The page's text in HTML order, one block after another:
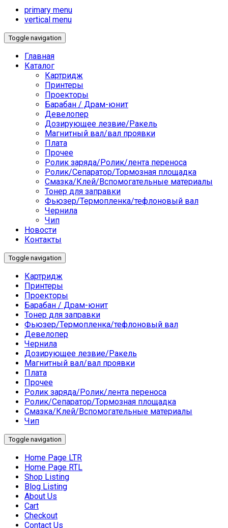
primary menu
vertical menu
Toggle navigation
Главная
Каталог
Картридж
Принтеры
Проекторы
Барабан / Драм-юнит
Девелопер
Дозирующее лезвие/Ракель
Магнитный вал/вал проявки
Плата
Прочее
Ролик заряда/Ролик/лента переноса
Ролик/Сепаратор/Тормозная площадка
Смазка/Клей/Вспомогательные материалы
Тонер для заправки
Фьюзер/Термопленка/тефлоновый вал
Чернила
Чип
Новости
Контакты
Toggle navigation
Картридж
Принтеры
Проекторы
Барабан / Драм-юнит
Тонер для заправки
Фьюзер/Термопленка/тефлоновый вал
Девелопер
Чернила
Дозирующее лезвие/Ракель
Магнитный вал/вал проявки
Плата
Прочее
Ролик заряда/Ролик/лента переноса
Ролик/Сепаратор/Тормозная площадка
Смазка/Клей/Вспомогательные материалы
Чип
Toggle navigation
Home Page LTR
Home Page RTL
Shop Listing
Blog Listing
About Us
Cart
Checkout
Contact Us